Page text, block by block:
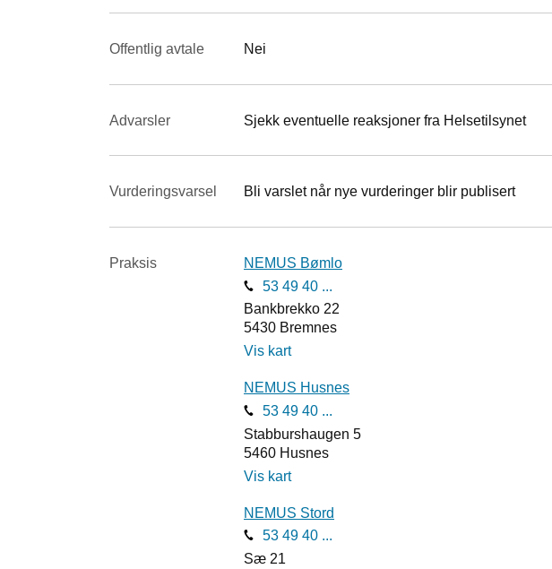
Offentlig avtale Nei
Advarsler Sjekk eventuelle reaksjoner fra Helsetilsynet
Vurderings­varsel Bli varslet når nye vurderinger blir publisert
Praksis
NEMUS Bømlo
53 49 40 ...
Bankbrekko 22
5430 Bremnes
Vis kart
NEMUS Husnes
53 49 40 ...
Stabburshaugen 5
5460 Husnes
Vis kart
NEMUS Stord
53 49 40 ...
Sæ 21